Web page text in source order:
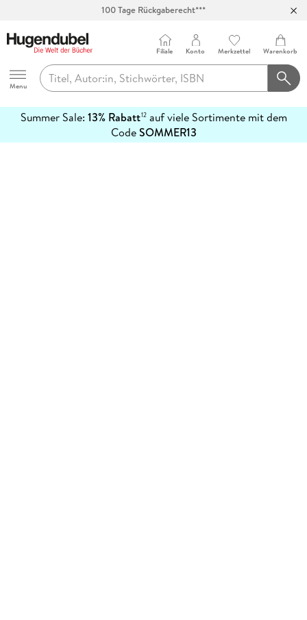
100 Tage Rückgaberecht***
Hugendubel
Menu
Filiale Konto Merkzettel Warenkorb
Summer Sale: 13% Rabatt12auf viele Sortimente mit dem
CodeSOMMER13
erfahren